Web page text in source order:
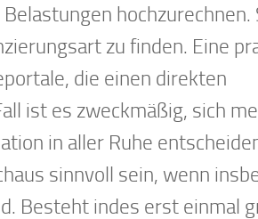
hochzurechnen.
zu finden. Eine
die einen direkten
ist es zweckmäßig, sich
in aller Ruhe
sinnvoll sein, wenn
Besteht indes erst einmal